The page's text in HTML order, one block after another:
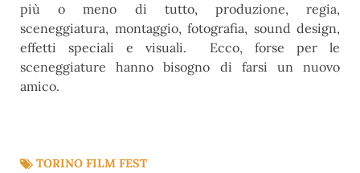
più o meno di tutto, produzione, regia,
sceneggiatura, montaggio, fotografia, sound design,
effetti speciali e visuali. Ecco, forse per le
sceneggiature hanno bisogno di farsi un nuovo
amico.
TORINO FILM FEST